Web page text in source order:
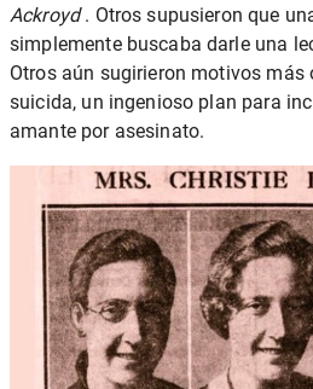
Ackroyd . Otros supusieron que
simplemente buscaba darle una
Otros aún sugirieron motivos más
suicida, un ingenioso plan para
amante por asesinato.